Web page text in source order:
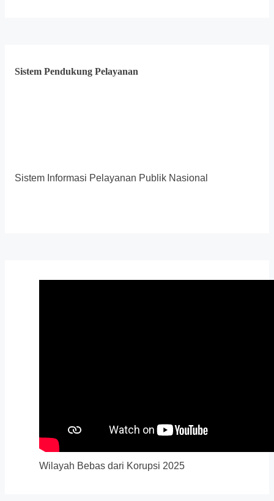
Sistem Pendukung Pelayanan
Sistem Informasi Pelayanan Publik Nasional
Wilayah Bebas dari Korupsi 2025